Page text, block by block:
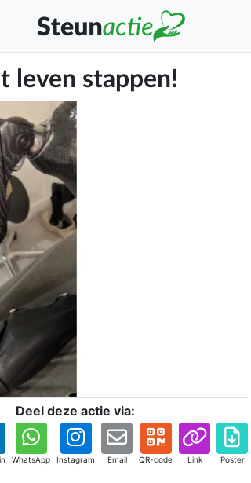
leven stappen!
Deel deze actie via:
WhatsApp Instagram Email QR-code Link Poster